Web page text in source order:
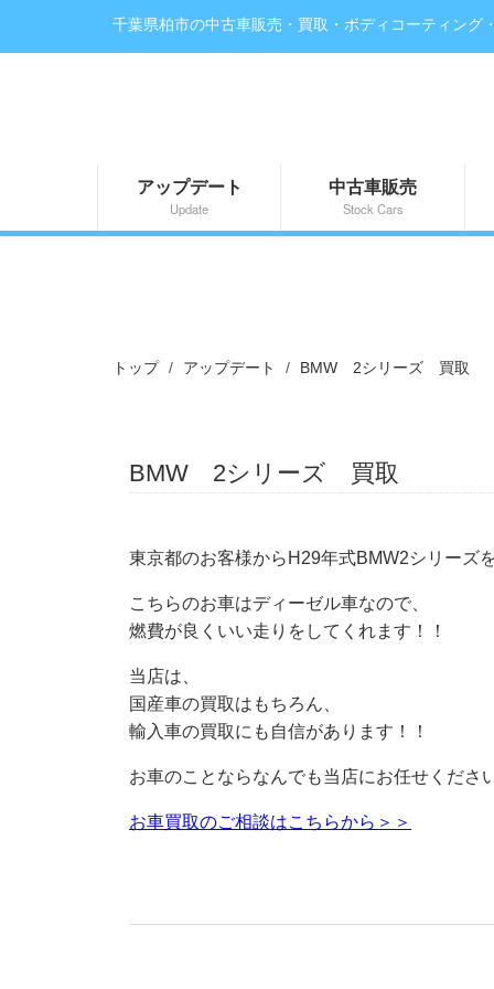
千葉県柏市の中古車販売・買取・ボディコーティング
アップデート
Update
中古車販売
Stock Cars
トップ アップデート BMW 2シリーズ 買取
BMW 2シリーズ 買取
東京都のお客様からH29年式BMW2シリーズ
こちらのお車はディーゼル車なので、
燃費が良くいい走りをしてくれます！！
当店は、
国産車の買取はもちろん、
輸入車の買取にも自信があります！！
お車のことならなんでも当店にお任せくださ
お車買取のご相談はこちらから＞＞